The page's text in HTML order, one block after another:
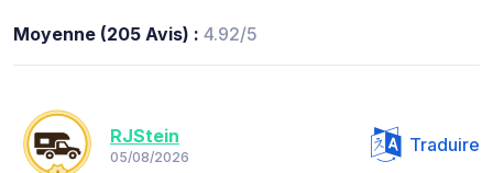
Moyenne (205 Avis) : 4.92/5
RJStein
05/08/2026
Traduire